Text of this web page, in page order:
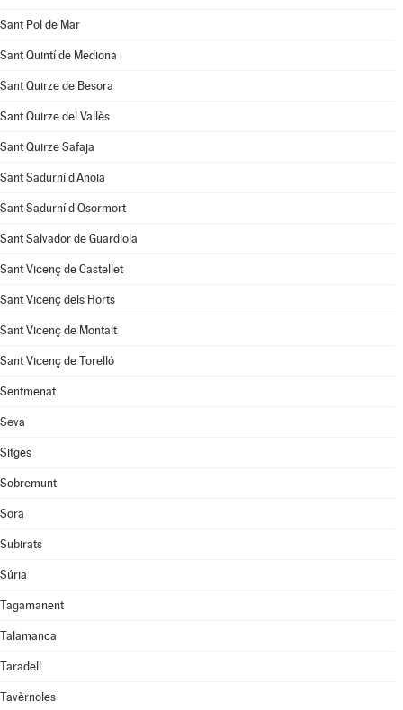
Sant Pol de Mar
Sant Quintí de Mediona
Sant Quirze de Besora
Sant Quirze del Vallès
Sant Quirze Safaja
Sant Sadurní d'Anoia
Sant Sadurní d'Osormort
Sant Salvador de Guardiola
Sant Vicenç de Castellet
Sant Vicenç dels Horts
Sant Vicenç de Montalt
Sant Vicenç de Torelló
Sentmenat
Seva
Sitges
Sobremunt
Sora
Subirats
Súria
Tagamanent
Talamanca
Taradell
Tavèrnoles